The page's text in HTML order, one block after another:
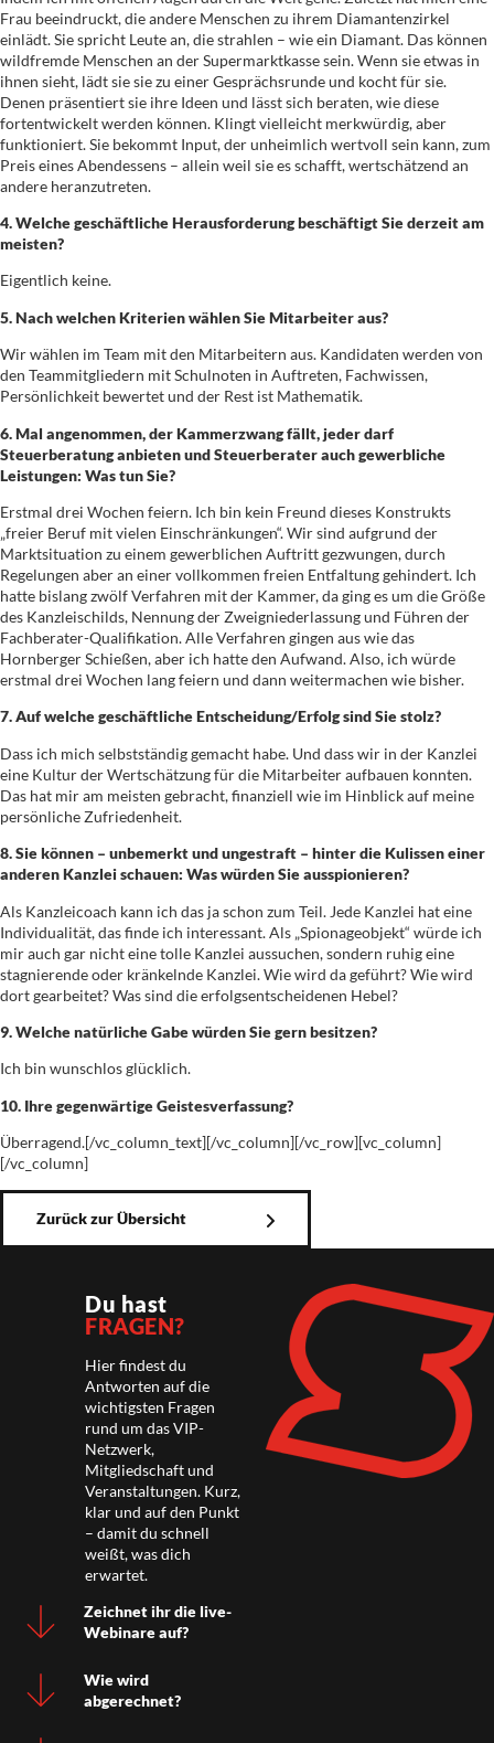
Frau beeindruckt, die andere Menschen zu ihrem Diamantenzirkel
einlädt. Sie spricht Leute an, die strahlen – wie ein Diamant. Das können
wildfremde Menschen an der Supermarktkasse sein. Wenn sie etwas in
ihnen sieht, lädt sie sie zu einer Gesprächsrunde und kocht für sie.
Denen präsentiert sie ihre Ideen und lässt sich beraten, wie diese
fortentwickelt werden können. Klingt vielleicht merkwürdig, aber
funktioniert. Sie bekommt Input, der unheimlich wertvoll sein kann, zum
Preis eines Abendessens – allein weil sie es schafft, wertschätzend an
andere heranzutreten.
4. Welche geschäftliche Herausforderung beschäftigt Sie derzeit am
meisten?
Eigentlich keine.
5. Nach welchen Kriterien wählen Sie Mitarbeiter aus?
Wir wählen im Team mit den Mitarbeitern aus. Kandidaten werden von
den Teammitgliedern mit Schulnoten in Auftreten, Fachwissen,
Persönlichkeit bewertet und der Rest ist Mathematik.
6. Mal angenommen, der Kammerzwang fällt, jeder darf
Steuerberatung anbieten und Steuerberater auch gewerbliche
Leistungen: Was tun Sie?
Erstmal drei Wochen feiern. Ich bin kein Freund dieses Konstrukts
„freier Beruf mit vielen Einschränkungen“. Wir sind aufgrund der
Marktsituation zu einem gewerblichen Auftritt gezwungen, durch
Regelungen aber an einer vollkommen freien Entfaltung gehindert. Ich
hatte bislang zwölf Verfahren mit der Kammer, da ging es um die Größe
des Kanzleischilds, Nennung der Zweigniederlassung und Führen der
Fachberater-Qualifikation. Alle Verfahren gingen aus wie das
Hornberger Schießen, aber ich hatte den Aufwand. Also, ich würde
erstmal drei Wochen lang feiern und dann weitermachen wie bisher.
7. Auf welche geschäftliche Entscheidung/Erfolg sind Sie stolz?
Dass ich mich selbstständig gemacht habe. Und dass wir in der Kanzlei
eine Kultur der Wertschätzung für die Mitarbeiter aufbauen konnten.
Das hat mir am meisten gebracht, finanziell wie im Hinblick auf meine
persönliche Zufriedenheit.
8. Sie können – unbemerkt und ungestraft – hinter die Kulissen einer
anderen Kanzlei schauen: Was würden Sie ausspionieren?
Als Kanzleicoach kann ich das ja schon zum Teil. Jede Kanzlei hat eine
Individualität, das finde ich interessant. Als „Spionageobjekt“ würde ich
mir auch gar nicht eine tolle Kanzlei aussuchen, sondern ruhig eine
stagnierende oder kränkelnde Kanzlei. Wie wird da geführt? Wie wird
dort gearbeitet? Was sind die erfolgsentscheidenen Hebel?
9. Welche natürliche Gabe würden Sie gern besitzen?
Ich bin wunschlos glücklich.
10. Ihre gegenwärtige Geistesverfassung?
Überragend.[/vc_column_text][/vc_column][/vc_row][vc_column]
[/vc_column]
Zurück zur Übersicht
Du hast
FRAGEN?
Hier findest du
Antworten auf die
wichtigsten Fragen
rund um das VIP-
Netzwerk,
Mitgliedschaft und
Veranstaltungen. Kurz,
klar und auf den Punkt
– damit du schnell
weißt, was dich
erwartet.
Zeichnet ihr die live-
Webinare auf?
Wie wird
abgerechnet?